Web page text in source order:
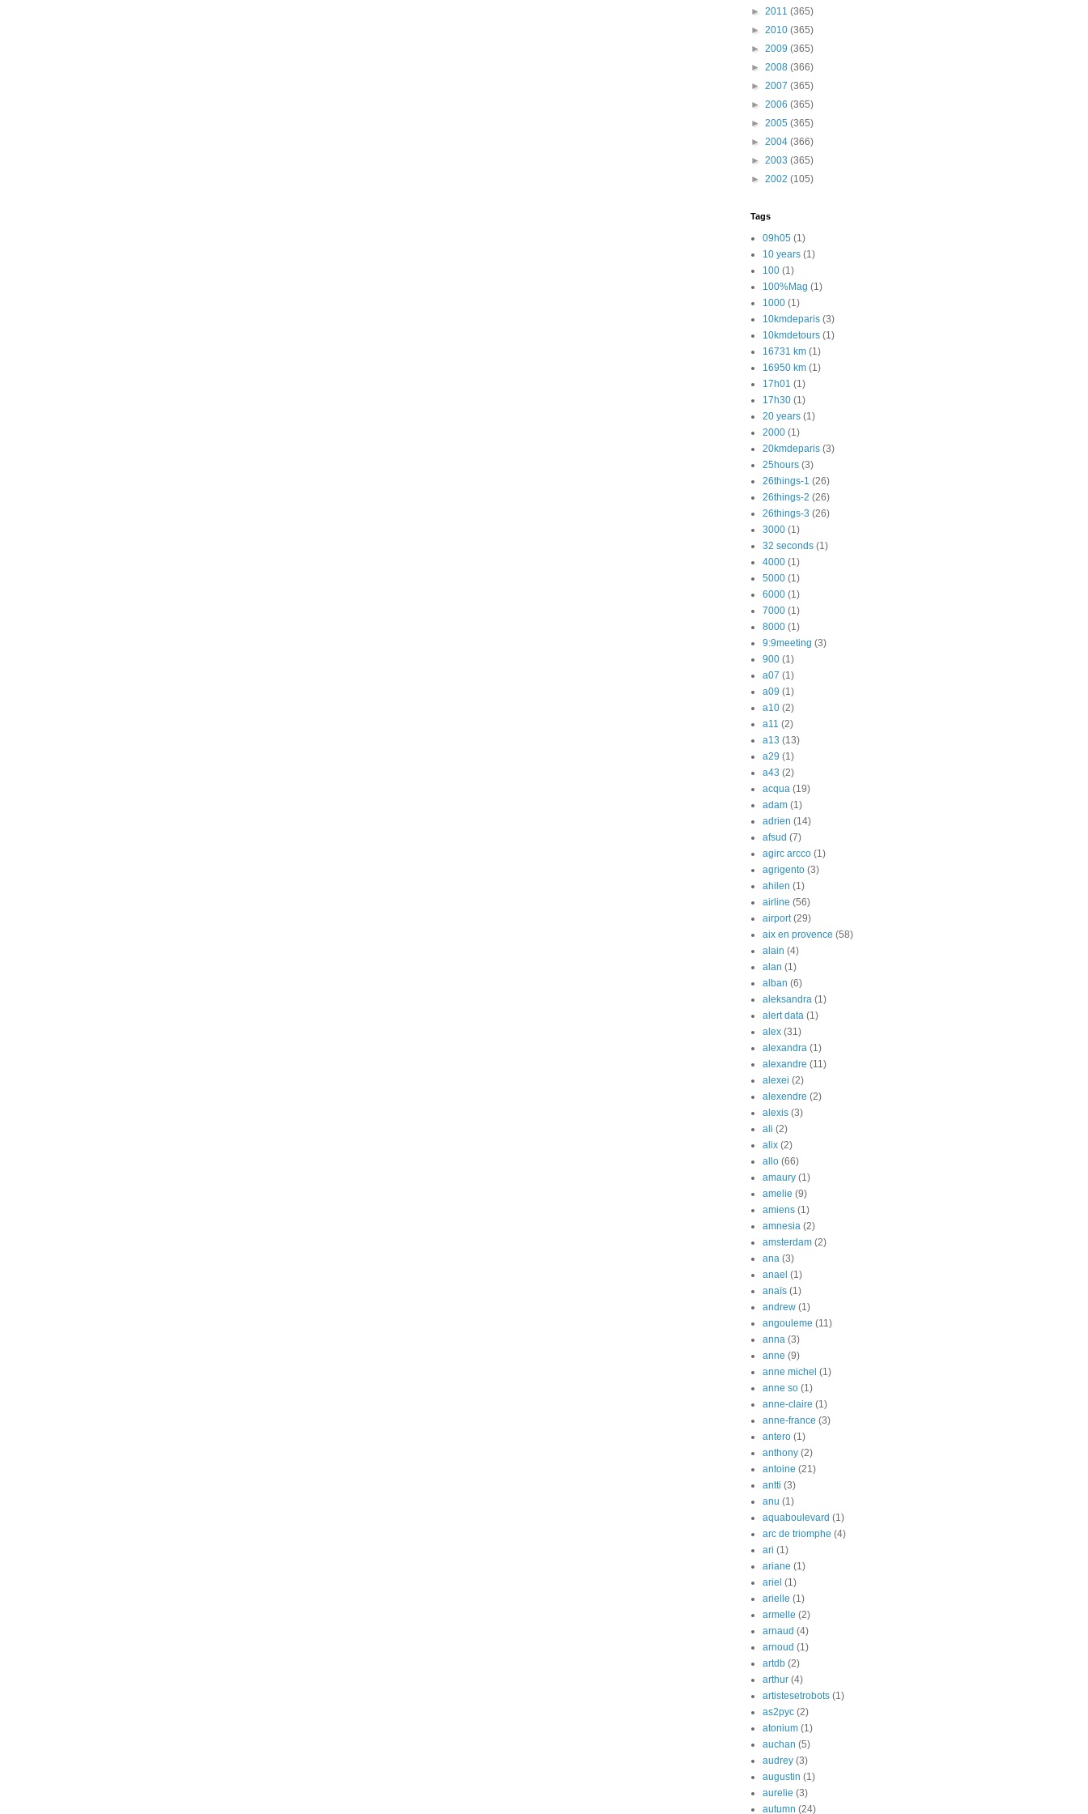
► 2011 (365)
► 2010 (365)
► 2009 (365)
► 2008 (366)
► 2007 (365)
► 2006 (365)
► 2005 (365)
► 2004 (366)
► 2003 (365)
► 2002 (105)
Tags
09h05 (1)
10 years (1)
100 (1)
100%Mag (1)
1000 (1)
10kmdeparis (3)
10kmdetours (1)
16731 km (1)
16950 km (1)
17h01 (1)
17h30 (1)
20 years (1)
2000 (1)
20kmdeparis (3)
25hours (3)
26things-1 (26)
26things-2 (26)
26things-3 (26)
3000 (1)
32 seconds (1)
4000 (1)
5000 (1)
6000 (1)
7000 (1)
8000 (1)
9:9meeting (3)
900 (1)
a07 (1)
a09 (1)
a10 (2)
a11 (2)
a13 (13)
a29 (1)
a43 (2)
acqua (19)
adam (1)
adrien (14)
afsud (7)
agirc arcco (1)
agrigento (3)
ahilen (1)
airline (56)
airport (29)
aix en provence (58)
alain (4)
alan (1)
alban (6)
aleksandra (1)
alert data (1)
alex (31)
alexandra (1)
alexandre (11)
alexei (2)
alexendre (2)
alexis (3)
ali (2)
alix (2)
allo (66)
amaury (1)
amelie (9)
amiens (1)
amnesia (2)
amsterdam (2)
ana (3)
anael (1)
anaïs (1)
andrew (1)
angouleme (11)
anna (3)
anne (9)
anne michel (1)
anne so (1)
anne-claire (1)
anne-france (3)
antero (1)
anthony (2)
antoine (21)
antti (3)
anu (1)
aquaboulevard (1)
arc de triomphe (4)
ari (1)
ariane (1)
ariel (1)
arielle (1)
armelle (2)
arnaud (4)
arnoud (1)
artdb (2)
arthur (4)
artistesetrobots (1)
as2pyc (2)
atonium (1)
auchan (5)
audrey (3)
augustin (1)
aurelie (3)
autumn (24)